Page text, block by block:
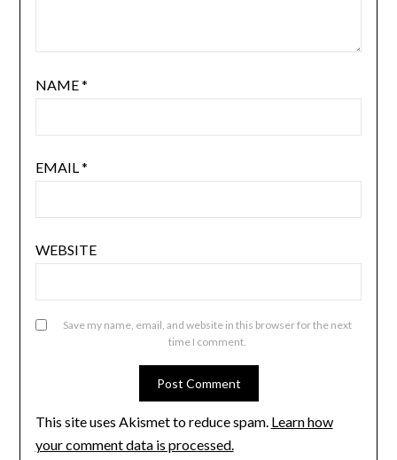
NAME*
EMAIL *
WEBSITE
Save my name, email, and website in this browser for the next
time I comment.
This site uses Akismet to reduce spam. Learn how
your comment data is processed.